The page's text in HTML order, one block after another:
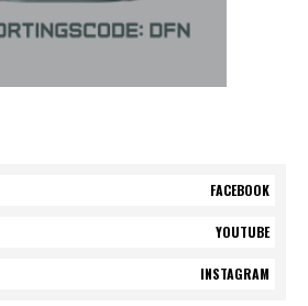
FACEBOOK
YOUTUBE
INSTAGRAM